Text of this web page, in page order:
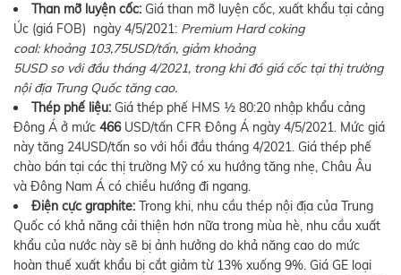
Than mỡ luyện cốc: Giá than mỡ luyện cốc, xuất khẩu tại cảng
Úc (giá FOB) ngày 4/5/2021: Premium Hardcoking
coal: khoảng 103,75USD/tấn, giảmkhoảng
5USD so vớiđầu tháng 4/2021, trong khi đó giá cốc tại thị trường
nội địa Trung Quốc tăng cao.
Thép phế liệu: Giá thép phế HMS ½ 80:20 nhập khẩu cảng
Đông Á ở mức 466 USD/tấn CFR Đông Á ngày 4/5/2021. Mức giá
này tăng 24USD/tấn so với hồi đầu tháng 4/2021. Giá thép phế
chào bán tại các thị trường Mỹ có xu hướng tăng nhẹ, Châu Âu
và Đông Nam Á có chiều hướng đi ngang.
Điện cực graphite: Trong khi, nhu cầu thép nội địa của Trung
Quốc có khả năng cải thiện hơn nữa trong mùa hè, nhu cầu xuất
khẩu của nước này sẽ bị ảnh hưởng do khả năng cao do mức
hoàn thuế xuất khẩu bị cắt giảm từ 13% xuống 9%. Giá GE loại